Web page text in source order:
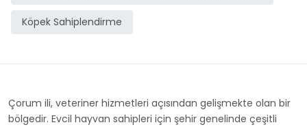
Köpek Sahiplendirme
Çorum ili, veteriner hizmetleri açısından gelişmekte olan bir
bölgedir. Evcil hayvan sahipleri için şehir genelinde çeşitli